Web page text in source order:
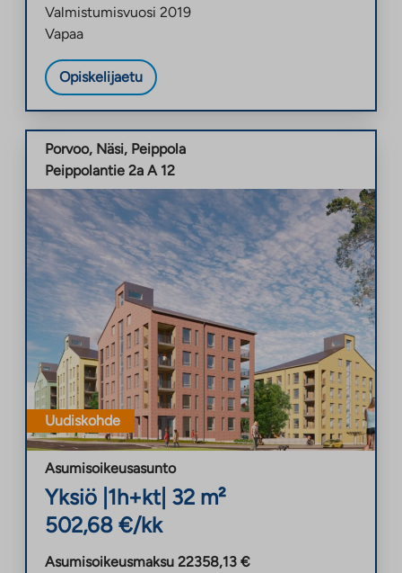
Valmistumisvuosi 2019
Vapaa
Opiskelijaetu
Porvoo, Näsi, Peippola
Peippolantie 2a A 12
Uudiskohde
Asumisoikeusasunto
Yksiö 1h+kt| 32 m²
502,68 €/kk
Asumisoikeusmaksu 22358,13 €